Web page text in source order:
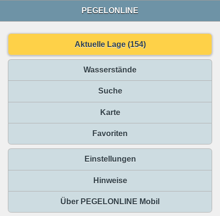
PEGELONLINE
Aktuelle Lage (154)
Wasserstände
Suche
Karte
Favoriten
Einstellungen
Hinweise
Über PEGELONLINE Mobil